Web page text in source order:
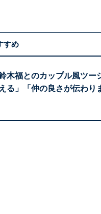
すめ
木福とのカップル風ツー
る」「仲の良さが伝わり